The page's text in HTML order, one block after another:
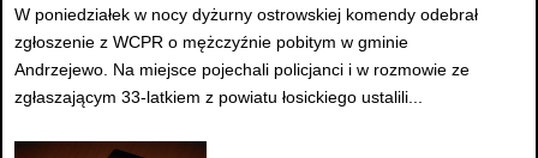
W poniedziałek w nocy dyżurny ostrowskiej komendy odebrał
zgłoszenie z WCPR o mężczyźnie pobitym w gminie
Andrzejewo. Na miejsce pojechali policjanci i w rozmowie ze
zgłaszającym 33-latkiem z powiatu łosickiego ustalili...